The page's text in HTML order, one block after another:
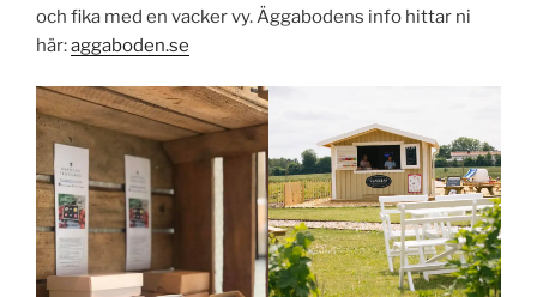
och fika med en vacker vy. Äggabodens info hittar ni
här:aggaboden.se